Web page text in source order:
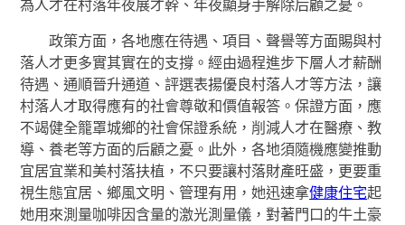
為人才在村落年夜展才幹、年夜顯身手解除后顧之憂。
政策方面，各地應在待遇、項目、聲譽等方面賜與村
落人才更多實其實在的支撐。經由過程進步下層人才薪酬
待遇、通順晉升通道、評選表揚優良村落人才等方法，讓
村落人才取得應有的社會尊敬和價值報答。保證方面，應
不竭健全籠罩城鄉的社會保證系統，削減人才在醫療、教
導、養老等方面的后顧之憂。此外，各地須隨機應變推動
宜居宜業和美村落扶植，不只要讓村落財產旺盛，更要重
視生態宜居、鄉風文明、管理有用，她迅速拿健康住宅起
她用來測量咖啡因含量的激光測量儀，對著門口的牛土豪